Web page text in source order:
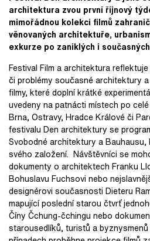
architektura zvou první říjnový
mimořádnou kolekci filmů
věnovaných architektuře,
exkurze po zaniklých i
Festival Film a architektura
či problémy současné architektury
filmy, které doplní krátké
uvedeny na patnácti místech po
Brna, Ostravy, Hradce Králové či
festivalu Den architektury se
Svobodné architektury a
svého založení. Návštěvníci se
dokumenty o architektech Franku
Bohuslavu Fuchsovi nebo
designérovi současnosti Dieteru
mapující poslední starou čtvrť
Číny Čchung-čchingu nebo
starousedlíků, turistů a